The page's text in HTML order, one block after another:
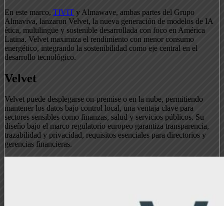
En este marco, TIVIT y Almawave, ambas partes del Grupo
Almaviva, lanzaron Velvet, la nueva generación de modelos de IA
ética, multilingüe y sostenible desarrollada con foco en América
Latina. Velvet maximiza el rendimiento con menor consumo
energético, integrando la sostenibilidad como eje central en el
desarrollo tecnológico.
Velvet
Velvet puede desplegarse on-premise o en la nube, permitiendo
mantener los datos bajo control local, una ventaja clave para
sectores sensibles como finanzas, salud y servicios públicos. Su
diseño bajo el marco regulatorio europeo garantiza transparencia,
trazabilidad y privacidad, requisitos esenciales para directorios y
gerencias financieras.